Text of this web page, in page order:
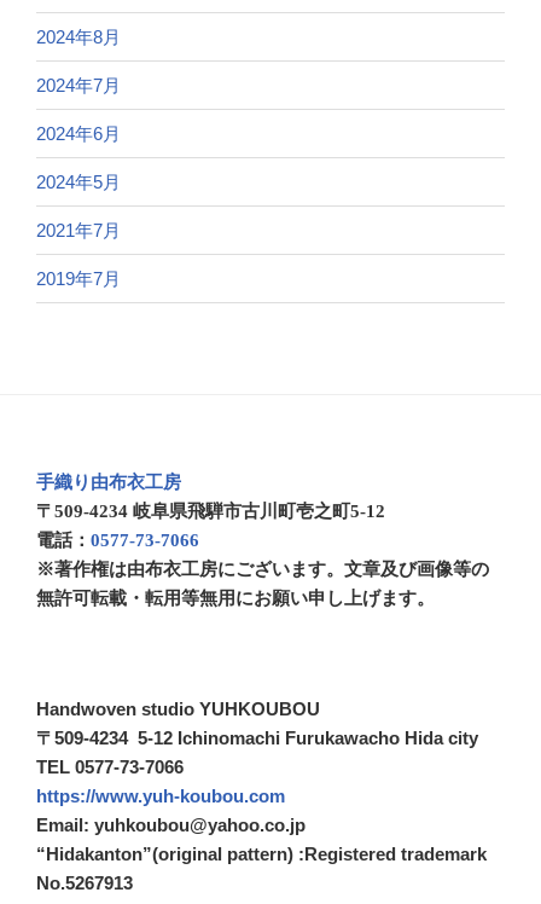
2024年8月
2024年7月
2024年6月
2024年5月
2021年7月
2019年7月
手織り由布衣工房
〒509-4234 岐阜県飛騨市古川町壱之町5-12
電話： 0577-73-7066
※著作権は由布衣工房にございます。文章及び画像等の
無許可転載・転用等無用にお願い申し上げます。
Handwoven studio YUHKOUBOU
〒509-4234 5-12 Ichinomachi Furukawacho Hida city
TEL 0577-73-7066
https://www.yuh-koubou.com
Email: yuhkoubou@yahoo.co.jp
“Hidakanton”(original pattern) :Registered trademark
No.5267913